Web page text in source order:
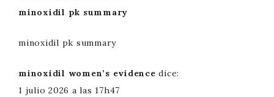
minoxidil pk summary
minoxidil pk summary
minoxidil women’s evidence dice:
1 julio 2026 a las 17h47